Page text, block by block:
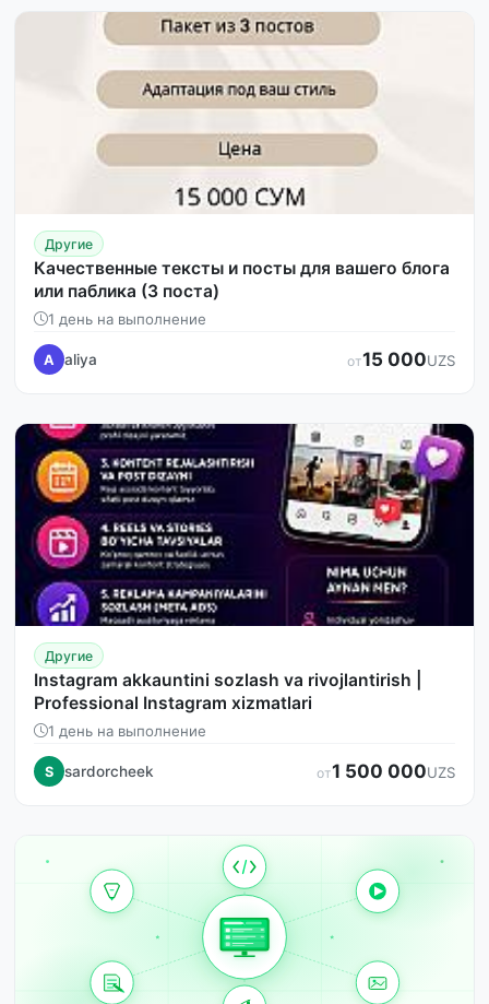
Другие
Качественные тексты и посты для вашего блога
или паблика (3 поста)
1 день на выполнение
A aliya от15 000UZS
Другие
Instagram akkauntini sozlash va rivojlantirish |
Professional Instagram xizmatlari
1 день на выполнение
S sardorcheek от1 500 000UZS